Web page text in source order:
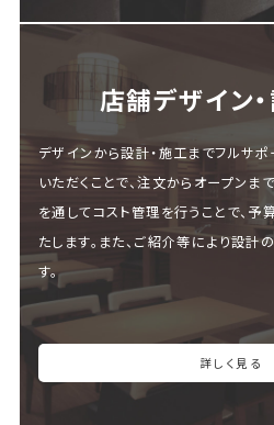
店舗デザイン
デザインから設計・施工までフルサポ
いただくことで、注文からオープンま
を通してコスト管理を行うことで、
たします。また、ご紹介等により設計
す。
詳しく見る